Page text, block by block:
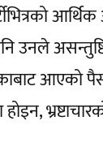
उनले
आएको